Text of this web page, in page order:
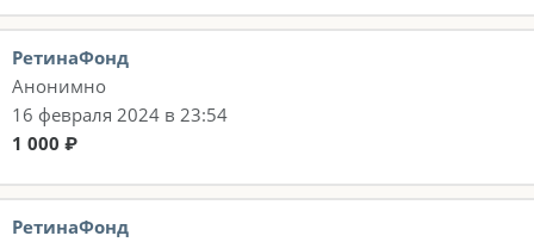
РетинаФонд
Анонимно
16 февраля 2024 в 23:54
1 000 ₽
РетинаФонд